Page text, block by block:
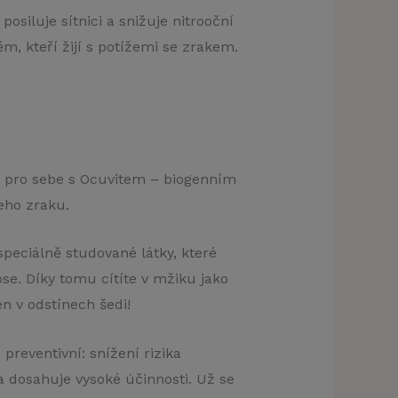
sítnici a snižuje nitrooční
kteří žijí s potížemi se zrakem.
sebe s Ocuvitem – biogenním
zraku.
studované látky, které
Díky tomu cítíte v mžiku jako
v odstínech šedi!
preventivní: snížení rizika
vysoké účinnosti. Už se